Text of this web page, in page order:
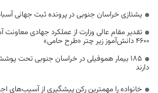
یشتازی خراسان جنوبی در پرونده ثبت جهانی
تقدیر مقام عالی وزارت از عملکرد جهادی
۴۶۰۰ دانش‌آموز زیر چتر «طرح حامی»
۱۸۵ بیمار هموفیلی در خراسان جنوبی تحت
دارند
خانواده را مهمترین رکن پیشگیری از آسیب‌های